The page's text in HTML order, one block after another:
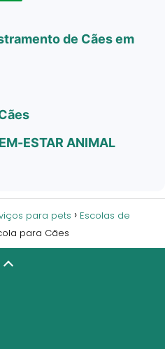
de Cães em
ESTAR ANIMAL
para pets
Escolas de
para Cães